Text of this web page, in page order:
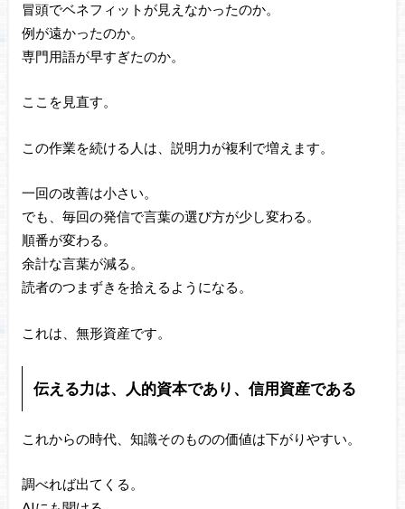
冒頭でベネフィットが見えなかったのか。
例が遠かったのか。
専門用語が早すぎたのか。
ここを見直す。
この作業を続ける人は、説明力が複利で増えます。
一回の改善は小さい。
でも、毎回の発信で言葉の選び方が少し変わる。
順番が変わる。
余計な言葉が減る。
読者のつまずきを拾えるようになる。
これは、無形資産です。
伝える力は、人的資本であり、信用資産である
これからの時代、知識そのものの価値は下がりやすい。
調べれば出てくる。